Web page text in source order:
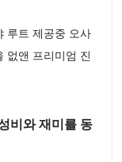
루트 제공중 오사
없앤 프리미엄 진
비와 재미를 동